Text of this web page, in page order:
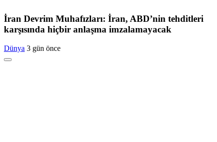
İran Devrim Muhafızları: İran, ABD’nin tehditleri
karşısında hiçbir anlaşma imzalamayacak
Dünya 3 gün önce